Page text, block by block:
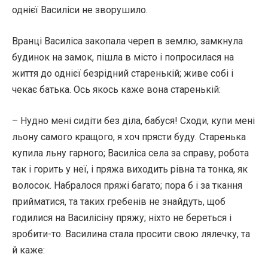
однієї Василіси не зворушило.
Вранці Василіса закопала череп в землю, замкнула
будинок на замок, пішла в місто і попросилася на
життя до однієї безрідний старенькій; живе собі і
чекає батька. Ось якось каже вона старенькій:
– Нудно мені сидіти без діла, бабуся! Сходи, купи мені
льону самого кращого, я хоч прясти буду. Старенька
купила льну гарного; Василіса села за справу, робота
так і горить у неї, і пряжа виходить рівна та тонка, як
волосок. Набралося пряжі багато; пора б і за ткання
прийматися, та таких гребенів не знайдуть, щоб
годилися на Василісіну пряжу; ніхто не береться і
зробити-то. Василина стала просити свою лялечку, та
й каже: